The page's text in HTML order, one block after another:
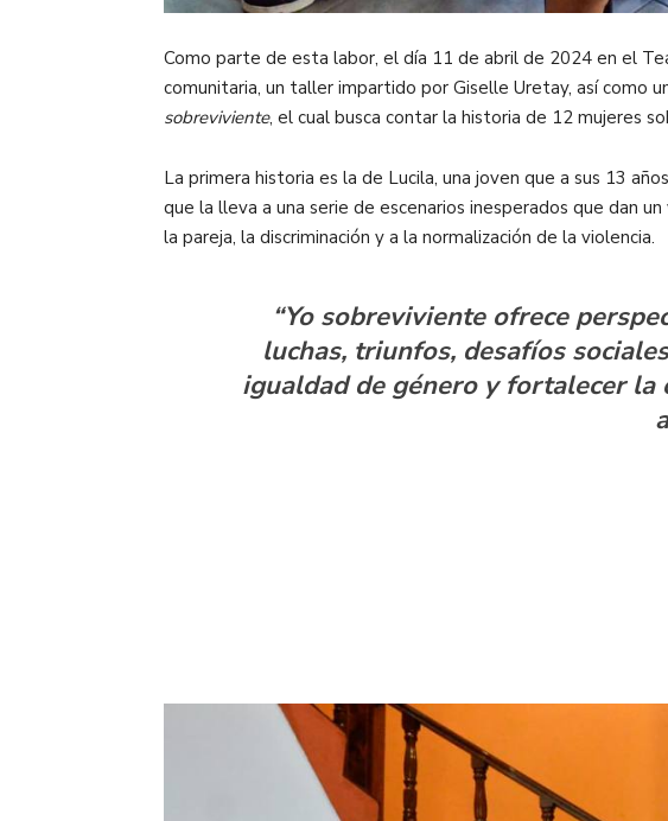
Como parte de esta labor, el día 11 de abril de 2024 en el
comunitaria, un taller impartido por Giselle Uretay, así como
sobreviviente, el cual busca contar la historia de 12 mujeres
La primera historia es la de Lucila, una joven que a sus 13
que la lleva a una serie de escenarios inesperados que dan
la pareja, la discriminación y a la normalización de la violencia.
“Yo sobreviviente ofrece
luchas, triunfos, desafíos
igualdad de género y fortalecer la